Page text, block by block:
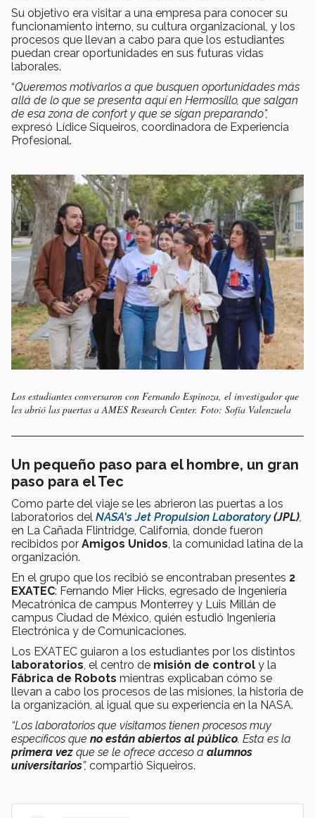
Su objetivo era visitar a una empresa para conocer su
funcionamiento interno, su cultura organizacional, y los
procesos que llevan a cabo para que los estudiantes
puedan crear oportunidades en sus futuras vidas
laborales.
“Queremos motivarlos a que busquen oportunidades más
allá de lo que se presenta aquí en Hermosillo, que salgan
de esa zona de confort y que se sigan preparando”,
expresó Lídice Siqueiros, coordinadora de Experiencia
Profesional.
Los estudiantes conversaron con Fernando Espinoza, el investigador que
les abrió las puertas a AMES Research Center. Foto: Sofía Valenzuela
Un pequeño paso para el hombre, un gran
paso para el Tec
Como parte del viaje se les abrieron las puertas a los
laboratorios del NASA's Jet Propulsion Laboratory(JPL),
en La Cañada Flintridge, California, donde fueron
recibidos por Amigos Unidos, la comunidad latina de la
organización.
En el grupo que los recibió se encontraban presentes 2
EXATEC: Fernando Mier Hicks, egresado de Ingeniería
Mecatrónica de campus Monterrey y Luis Millán de
campus Ciudad de México, quién estudió Ingeniería
Electrónica y de Comunicaciones.
Los EXATEC guiaron a los estudiantes por los distintos
laboratorios, el centro de misión de control y la
Fábrica de Robots mientras explicaban cómo se
llevan a cabo los procesos de las misiones, la historia de
la organización, al igual que su experiencia en la NASA.
“Los laboratorios que visitamos tienen procesos muy
específicos que no están abiertos al público. Esta es la
primera vez que se le ofrece acceso a alumnos
universitarios”, compartió Siqueiros.